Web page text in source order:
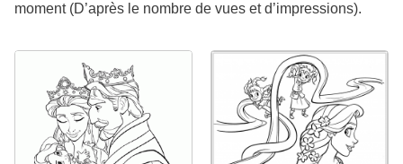
moment (D’après le nombre de vues et d’impressions).